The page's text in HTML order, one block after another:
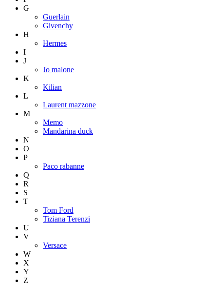
G
Guerlain
Givenchy
H
Hermes
I
J
Jo malone
K
Kilian
L
Laurent mazzone
M
Memo
Mandarina duck
N
O
P
Paco rabanne
Q
R
S
T
Tom Ford
Tiziana Terenzi
U
V
Versace
W
X
Y
Z